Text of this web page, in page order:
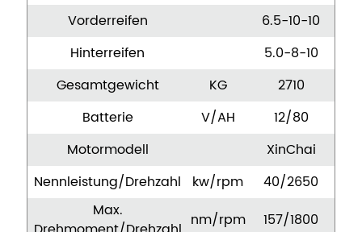
Vorderreifen
6.5-10-10
Hinterreifen
5.0-8-10
Gesamtgewicht
KG
2710
Batterie
V/AH
12/80
Motormodell
XinChai
Nennleistung/Drehzahl
kw/rpm
40/2650
Max.
nm/rpm 157/1800